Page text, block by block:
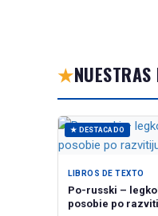
★NUESTRAS
★ DESTACADO
LIBROS DE TEXTO
Po-russki –
posobie po